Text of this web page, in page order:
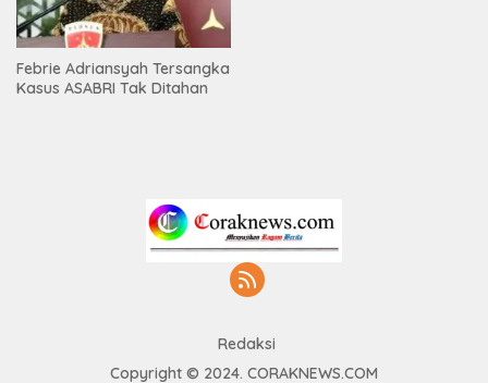
Febrie Adriansyah Tersangka
Kasus ASABRI Tak Ditahan
Redaksi
Copyright © 2024. CORAKNEWS.COM